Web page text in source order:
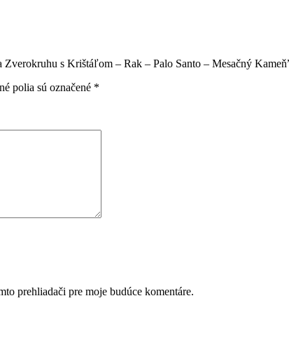
s Krištáľom – Rak – Palo Santo – Mesačný
polia sú označené *
prehliadači pre moje budúce komentáre.